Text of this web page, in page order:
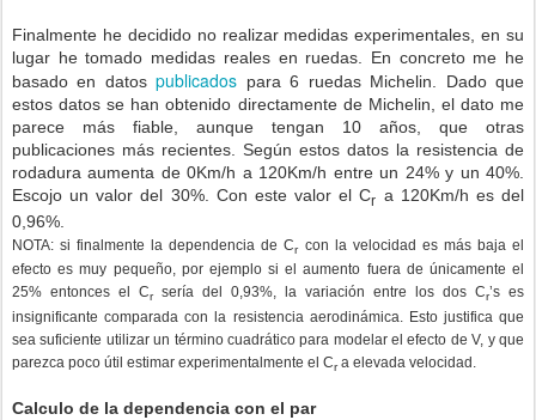
Finalmente he decidido no realizar medidas experimentales, en su
lugar he tomado medidas reales en ruedas. En concreto me he
basado en datospublicados para 6 ruedas Michelin. Dado que
estos datos se han obtenido directamente de Michelin, el dato me
parece más fiable, aunque tengan 10 años, que otras
publicaciones más recientes. Según estos datos la resistencia de
rodadura aumenta de 0Km/h a 120Km/h entre un 24% y un 40%.
Escojo un valor del 30%. Con este valor el Cr a 120Km/h es del
0,96%.
NOTA: si finalmente la dependencia de Crcon la velocidad es más baja el
efecto es muy pequeño, por ejemplo si el aumento fuera de únicamente el
25% entonces el Crsería del 0,93%, la variación entre los dos Cr’s es
insignificante comparada con la resistencia aerodinámica. Esto justifica que
sea suficiente utilizar un término cuadrático para modelar el efecto de V, y que
parezca poco útil estimar experimentalmente el Cra elevada velocidad.
Calculo de la dependencia con el par